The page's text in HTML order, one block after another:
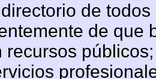
de
de que
recursos